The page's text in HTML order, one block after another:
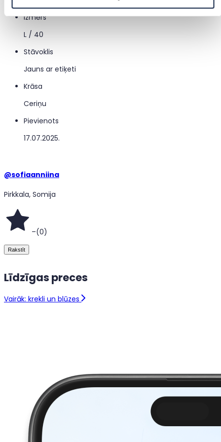
Līdzīgas preces
Vairāk: krekli un blūzes
Izmērs
L / 40
Stāvoklis
Jauns ar etiķeti
Krāsa
Ceriņu
Pievienots
17.07.2025.
@sofiaanniina
Pirkkala, Somija
–(0)
Rakstīt